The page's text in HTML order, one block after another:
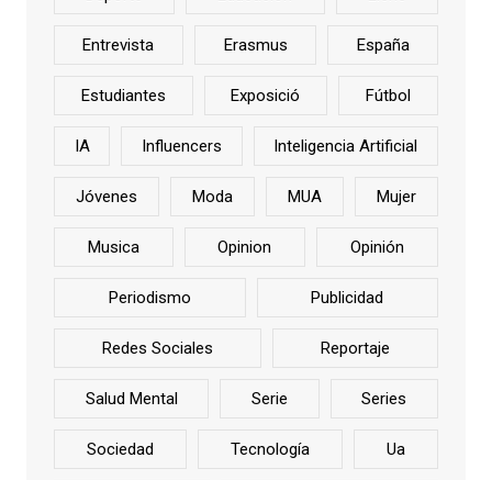
Entrevista Erasmus España
Estudiantes Exposició Fútbol
IA Influencers Inteligencia Artificial
Jóvenes Moda MUA Mujer
Musica Opinion Opinión
Periodismo Publicidad
Redes Sociales Reportaje
Salud Mental Serie Series
Sociedad Tecnología Ua